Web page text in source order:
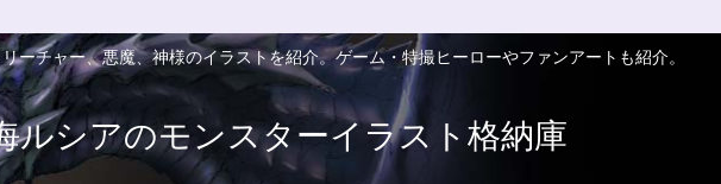
ーチャー、悪魔、神様のイラストを紹介。ゲーム・特撮ヒーローやファンアートも紹介。
ルシアのモンスターイラスト格納庫